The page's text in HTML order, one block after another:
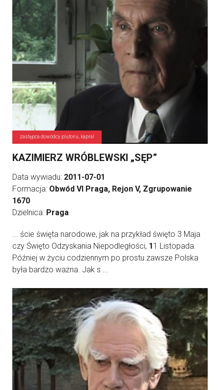
zastępca dowódcy plutonu, kapral
KAZIMIERZ WRÓBLEWSKI „SĘP”
Data wywiadu: 2011-07-01
Formacja: Obwód VI Praga, Rejon V, Zgrupowanie
1670
Dzielnica: Praga
... ście święta narodowe, jak na przykład święto 3 Maja
czy Święto Odzyskania Niepodległości, 11 Listopada.
Później w życiu codziennym po prostu zawsze Polska
była bardzo ważna. Jak s ...